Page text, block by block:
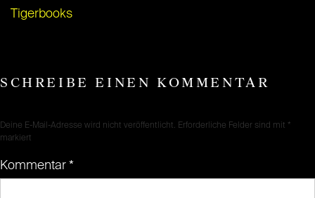
Tigerbooks
SCHREIBE EINEN KOMMENTAR
Deine E-Mail-Adresse wird nicht veröffentlicht. Erforderliche Felder sind mit *
markiert
Kommentar *